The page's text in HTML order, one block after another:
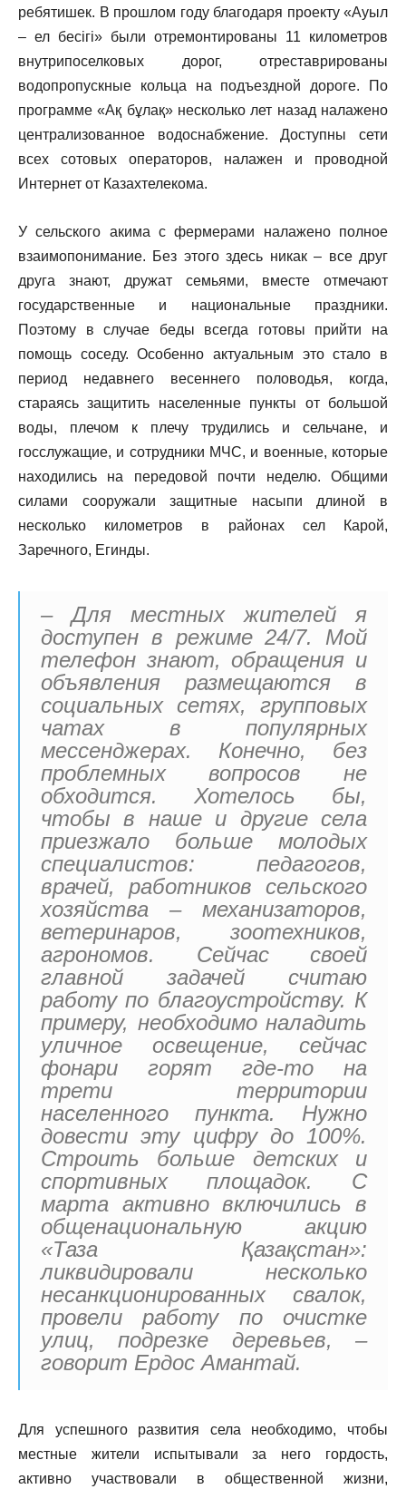
ребятишек. В прошлом году благодаря проекту «Ауыл
– ел бесігі» были отремонтированы 11 километров
внутрипоселковых дорог, отреставрированы
водопропускные кольца на подъездной дороге. По
программе «Ақ бұлақ» несколько лет назад налажено
централизованное водоснабжение. Доступны сети
всех сотовых операторов, налажен и проводной
Интернет от Казахтелекома.
У сельского акима с фермерами налажено полное
взаимопонимание. Без этого здесь никак – все друг
друга знают, дружат семьями, вместе отмечают
государственные и национальные праздники.
Поэтому в случае беды всегда готовы прийти на
помощь соседу. Особенно актуальным это стало в
период недавнего весеннего половодья, когда,
стараясь защитить населенные пункты от большой
воды, плечом к плечу трудились и сельчане, и
госслужащие, и сотрудники МЧС, и военные, которые
находились на передовой почти неделю. Общими
силами сооружали защитные насыпи длиной в
несколько километров в районах сел Карой,
Заречного, Егинды.
– Для местных жителей я
доступен в режиме 24/7. Мой
телефон знают, обращения и
объявления размещаются в
социальных сетях, групповых
чатах в популярных
мессенджерах. Конечно, без
проблемных вопросов не
обходится. Хотелось бы,
чтобы в наше и другие села
приезжало больше молодых
специалистов: педагогов,
врачей, работников сельского
хозяйства – механизаторов,
ветеринаров, зоотехников,
агрономов. Сейчас своей
главной задачей считаю
работу по благоустройству. К
примеру, необходимо наладить
уличное освещение, сейчас
фонари горят где-то на
трети территории
населенного пункта. Нужно
довести эту цифру до 100%.
Строить больше детских и
спортивных площадок. С
марта активно включились в
общенациональную акцию
«Таза Қазақстан»:
ликвидировали несколько
несанкционированных свалок,
провели работу по очистке
улиц, подрезке деревьев, –
говорит Ердос Амантай.
Для успешного развития села необходимо, чтобы
местные жители испытывали за него гордость,
активно участвовали в общественной жизни,